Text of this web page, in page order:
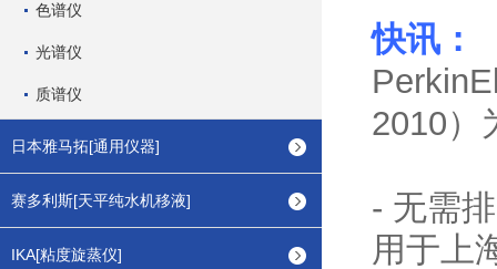
色谱仪
光谱仪
质谱仪
日本雅马拓[通用仪器]
赛多利斯[天平纯水机移液]
IKA[粘度旋蒸仪]
快讯：
2010）
- 无需
用于上